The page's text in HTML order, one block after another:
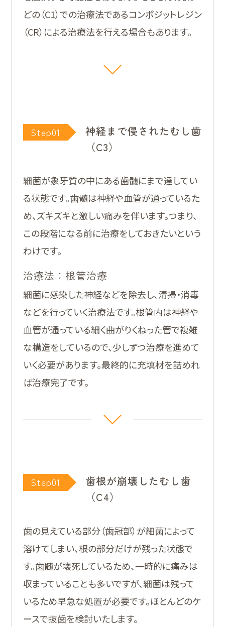
どの（C1）での治療法であるコンポジットレジン
（CR）による治療法を行える場合もあります。
Step01
神経まで侵されたむし歯
（C3）
細菌が象牙質の中にある歯髄にまで達してい
る状態です。歯髄は神経や血管が通っているた
め、ズキズキと激しい痛みを伴います。つまり、
この段階になる前に治療をしておきたいという
わけです。
治療法：根管治療
細菌に感染した神経などを除去し、清掃・消毒
などを行っていく治療法です。根管内は神経や
血管が通っている細く曲がりくねった管で複雑
な構造をしているので、少しずつ治療を進めて
いく必要があります。最終的に充填材を詰めれ
ば治療完了です。
Step01
歯根が崩壊したむし歯
（C4）
歯の見えている部分（歯冠部）が細菌によって
溶けてしまい、根の部分だけが残った状態で
す。歯髄が壊死しているため、一時的に痛みは
収まっていることも多いですが、細菌は残って
いるため早急な処置が必要です。ほとんどのケ
ースで抜歯を検討いたします。